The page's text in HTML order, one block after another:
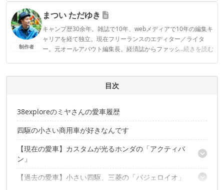
CAMP HACK編集部のプロフィール
制作者
まつい ただゆき
キャンプ歴30余年。雑誌で10年、webメディアで10年の編集キ
ャリアを経て独立。現在フリーランスのエディター／ライタ
ー。元オールアバウト編集長。経済誌からファッション誌ま
...続きを読む
目次
38exploreのミヤさんの愛車履歴
四駆の小さい商用車が好きなんです
【現在の愛車】カスタムが光るホンダの「アクティバ
ン」
アクティバンを選んだ理由
【過去の愛車】小さい四駆、三菱の「パジェロイオ」